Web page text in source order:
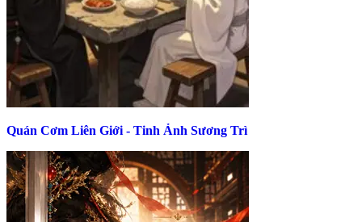
Quán Cơm Liên Giới - Tinh Ảnh Sương Trì